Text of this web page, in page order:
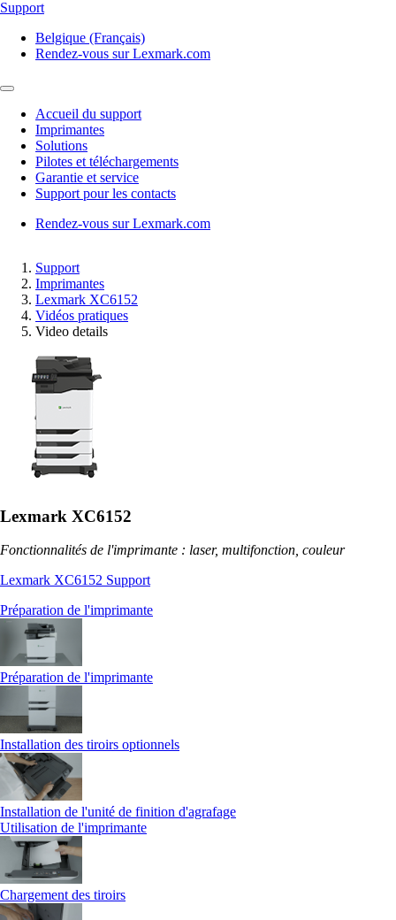
Support
Belgique (Français)
Rendez-vous sur Lexmark.com
Accueil du support
Imprimantes
Solutions
Pilotes et téléchargements
Garantie et service
Support pour les contacts
Rendez-vous sur Lexmark.com
Support
Imprimantes
Lexmark XC6152
Vidéos pratiques
Video details
Lexmark XC6152
Fonctionnalités de l'imprimante : laser, multifonction, couleur
Lexmark XC6152 Support
Préparation de l'imprimante
Préparation de l'imprimante
Installation des tiroirs optionnels
Installation de l'unité de finition d'agrafage
Utilisation de l'imprimante
Chargement des tiroirs